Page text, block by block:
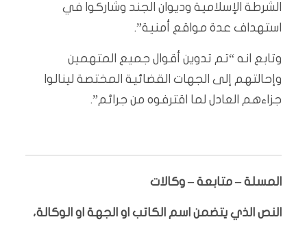
الشرطة الإسلامية وديوان الجند وشاركوا في
استهداف عدة مواقع أمنية”.
وتابع انه “تم تدوين أقوال جميع المتهمين
وإحالتهم إلى الجهات القضائية المختصة لينالوا
جزاءهم العادل لما اقترفوه من جرائم”.
المسلة – متابعة – وكالات
النص الذي يتضمن اسم الكاتب او الجهة او الوكالة،